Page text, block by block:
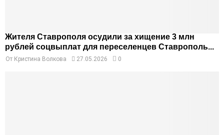
Жителя Ставрополя осудили за хищение 3 млн
рублей соцвыплат для переселенцев Ставрополь...
От Кристина Волкова 27.05.2026 0